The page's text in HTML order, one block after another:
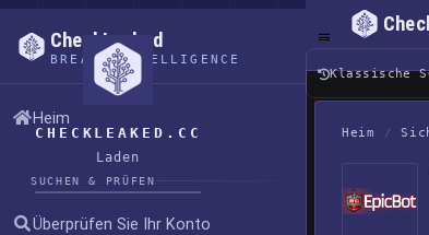
CHECKLEAKED.CC
Laden
CheckLeaked
BREACH INTELLIGENCE
Heim
SUCHEN & PRÜFEN
Überprüfen Sie Ihr Konto
Klassische
Heim /